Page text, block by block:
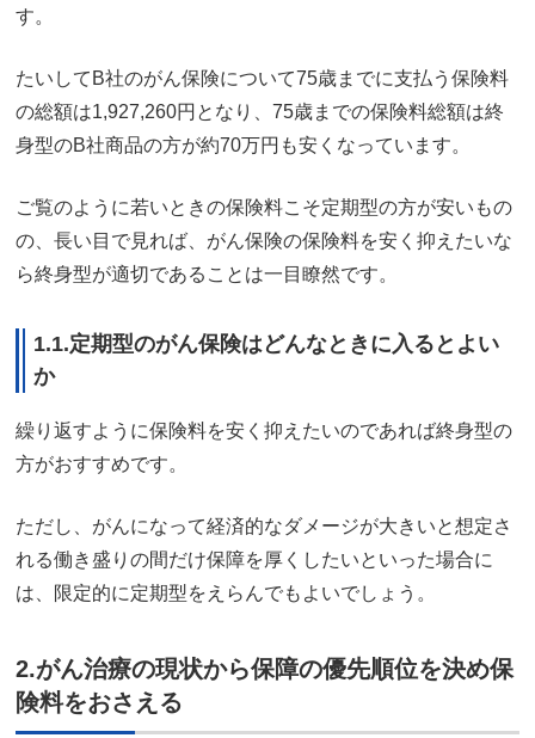
す。
たいしてB社のがん保険について75歳までに支払う保険料
の総額は1,927,260円となり、75歳までの保険料総額は終
身型のB社商品の方が約70万円も安くなっています。
ご覧のように若いときの保険料こそ定期型の方が安いもの
の、長い目で見れば、がん保険の保険料を安く抑えたいな
ら終身型が適切であることは一目瞭然です。
1.1.定期型のがん保険はどんなときに入るとよい
か
繰り返すように保険料を安く抑えたいのであれば終身型の
方がおすすめです。
ただし、がんになって経済的なダメージが大きいと想定さ
れる働き盛りの間だけ保障を厚くしたいといった場合に
は、限定的に定期型をえらんでもよいでしょう。
2.がん治療の現状から保障の優先順位を決め保
険料をおさえる